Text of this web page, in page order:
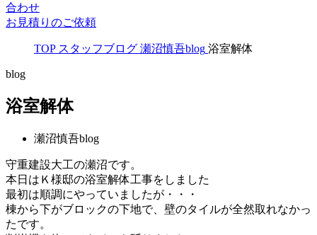
合わせ
お見積りのご依頼
TOP スタッフブログ 瀬沼慎吾blog 浴室解体
blog
浴室解体
瀬沼慎吾blog
守重建設大工の瀬沼です。
本日はＫ様邸の浴室解体工事をしました
最初は順調にやっていましたが・・・
棟から下がブロックの下地で、壁のタイルが全然取れなかっ
たです。